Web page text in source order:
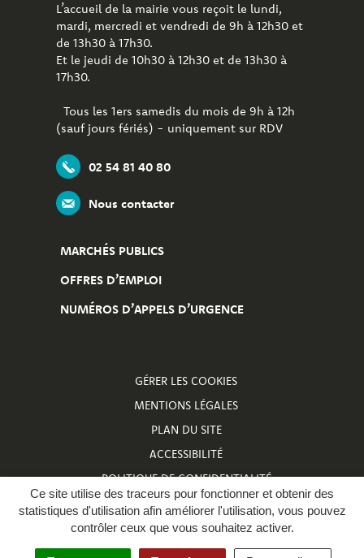
Ce site utilise des traceurs pour fonctionner et obtenir des
statistiques d'utilisation afin améliorer l'utilisation, vous pouvez
contrôler ceux que vous souhaitez activer.
L’accueil de la mairie vous reçoit le lundi,
mardi, mercredi et vendredi de 9h à 12h30 et
de 13h30 à 17h30.
Et le jeudi de 10h30 à 12h30 et de 13h30 à
17h30.
Tous les 1ers samedis du mois de 9h à 12h
(sauf jours fériés) - uniquement sur RDV
02 54 81 40 80
Nous contacter
MARCHÉS PUBLICS
OFFRES D’EMPLOI
NUMÉROS D’APPELS D’URGENCE
GÉRER LES COOKIES
MENTIONS LÉGALES
PLAN DU SITE
ACCESSIBILITÉ
POLITIQUE DE CONFIDENTIALITÉ
NUMÉROS D’APPELS D’URGENCE